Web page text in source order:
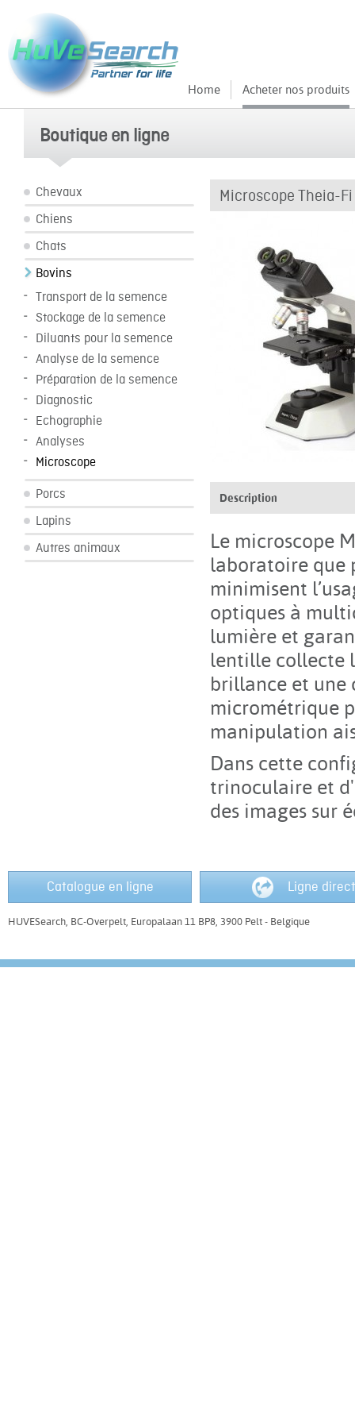
Home Acheter nos produits
Boutique en ligne
Chevaux
Chiens
Chats
Bovins
Transport de la semence
Stockage de la semence
Diluants pour la semence
Analyse de la semence
Préparation de la semence
Diagnostic
Echographie
Analyses
Microscope
Porcs
Lapins
Autres animaux
Microscope Theia-
Description
Le microscope
laboratoire que
minimisent
optiques à
lumière et
lentille collecte
brillance et
micrométrique
manipulation
Dans cette
trinoculaire et
des images sur
Catalogue en ligne Ligne
HUVESearch, BC-Overpelt, Europalaan 11 BP8, 3900 Pelt - Belgique